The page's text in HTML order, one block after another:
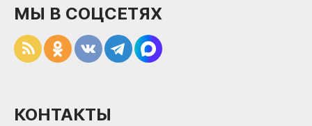
МЫ В СОЦСЕТЯХ
КОНТАКТЫ